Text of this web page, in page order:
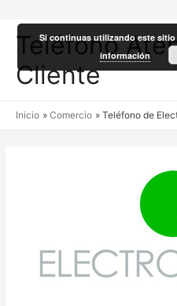
Teléfono
Cliente
Inicio Comercio Teléfono de
Si continuas utilizando este
información